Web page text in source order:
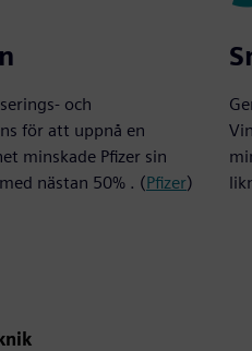
och
för att uppnå en
minskade Pfizer sin
nästan 50% . (Pfizer)